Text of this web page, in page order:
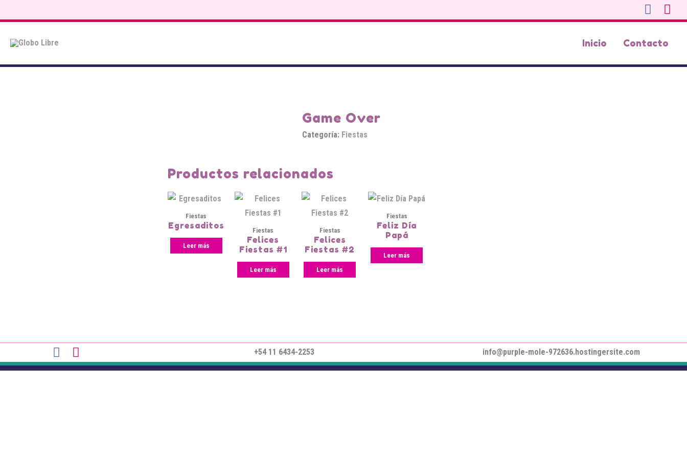
contenido
Inicio Contacto
Game Over
Categoría: Fiestas
Productos relacionados
Fiestas
Egresaditos
Leer más
Fiestas
Felices
Fiestas #1
Leer más
Fiestas
Felices
Fiestas #2
Leer más
Fiestas
Feliz Día
Papá
Leer más
+54 11 6434-2253 info@purple-mole-972636.hostingersite.com